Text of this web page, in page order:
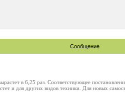
Сообщение
в 6,25 раз. Соответствующее
и для других видов техники. Для новых